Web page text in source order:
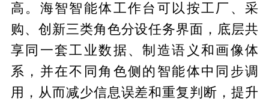
高。海智智能体工作台可以按工厂、采
购、创新三类角色分设任务界面，底层共
享同一套工业数据、制造语义和画像体
系，并在不同角色侧的智能体中同步调
用，从而减少信息误差和重复判断，提升